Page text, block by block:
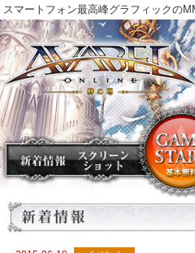
スマートフォン最高峰グラフィック